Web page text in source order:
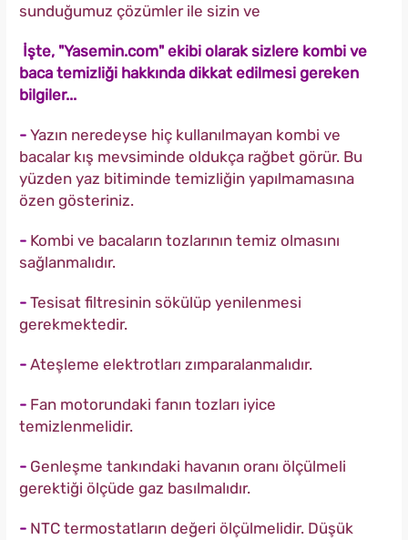
sunduğumuz çözümler ile sizin ve
İşte, "Yasemin.com" ekibi olarak sizlere kombi ve
baca temizliği hakkında dikkat edilmesi gereken
bilgiler...
- Yazın neredeyse hiç kullanılmayan kombi ve
bacalar kış mevsiminde oldukça rağbet görür. Bu
yüzden yaz bitiminde temizliğin yapılmamasına
özen gösteriniz.
- Kombi ve bacaların tozlarının temiz olmasını
sağlanmalıdır.
- Tesisat filtresinin sökülüp yenilenmesi
gerekmektedir.
- Ateşleme elektrotları zımparalanmalıdır.
- Fan motorundaki fanın tozları iyice
temizlenmelidir.
- Genleşme tankındaki havanın oranı ölçülmeli
gerektiği ölçüde gaz basılmalıdır.
- NTC termostatların değeri ölçülmelidir. Düşük